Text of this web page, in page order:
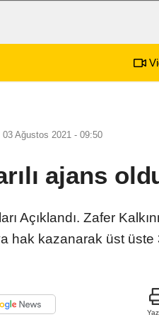
Dinar'da beş gün sürecek
Ağustos 2021 - 09:50
ajans
Açıklandı. Zafer
kazanarak üst üste